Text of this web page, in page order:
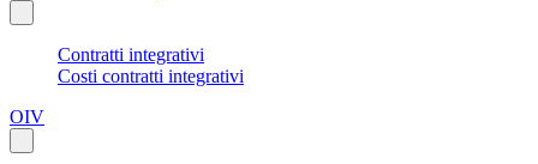
Contratti integrativi
Costi contratti integrativi
OIV